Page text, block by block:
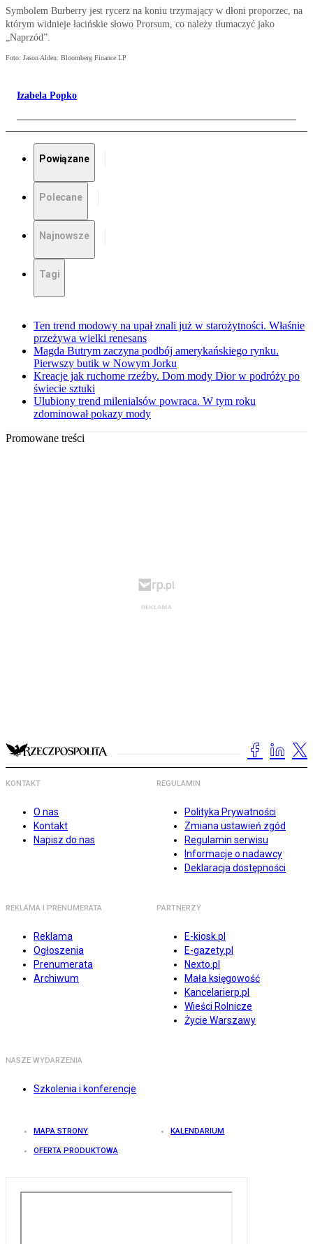
Symbolem Burberry jest rycerz na koniu trzymający w dłoni proporzec, na
którym widnieje łacińskie słowo Prorsum, co należy tłumaczyć jako
„Naprzód”.
Foto: Jason Alden: Bloomberg Finance LP
Izabela Popko
Powiązane
Polecane
Najnowsze
Tagi
Ten trend modowy na upał znali już w starożytności. Właśnie
przeżywa wielki renesans
Magda Butrym zaczyna podbój amerykańskiego rynku.
Pierwszy butik w Nowym Jorku
Kreacje jak ruchome rzeźby. Dom mody Dior w podróży po
świecie sztuki
Ulubiony trend milenialsów powraca. W tym roku
zdominował pokazy mody
Promowane treści
KONTAKT
O nas
Kontakt
Napisz do nas
REGULAMIN
Polityka Prywatności
Zmiana ustawień zgód
Regulamin serwisu
Informacje o nadawcy
Deklaracja dostępności
REKLAMA I PRENUMERATA
Reklama
Ogłoszenia
Prenumerata
Archiwum
PARTNERZY
E-kiosk.pl
E-gazety.pl
Nexto.pl
Mała księgowość
Kancelarierp.pl
Wieści Rolnicze
Życie Warszawy
NASZE WYDARZENIA
Szkolenia i konferencje
MAPA STRONY KALENDARIUM
OFERTA PRODUKTOWA